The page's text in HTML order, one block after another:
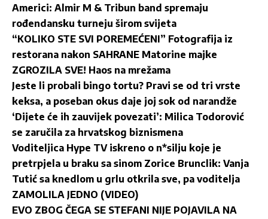
Americi: Almir M & Tribun band spremaju
rođendansku turneju širom svijeta
“KOLIKO STE SVI POREMEĆENI” Fotografija iz
restorana nakon SAHRANE Matorine majke
ZGROZILA SVE! Haos na mrežama
Jeste li probali bingo tortu? Pravi se od tri vrste
keksa, a poseban okus daje joj sok od narandže
‘Dijete će ih zauvijek povezati’: Milica Todorović
se zaručila za hrvatskog biznismena
Voditeljica Hype TV iskreno o n*silju koje je
pretrpjela u braku sa sinom Zorice Brunclik: Vanja
Tutić sa knedlom u grlu otkrila sve, pa voditelja
ZAMOLILA JEDNO (VIDEO)
EVO ZBOG ČEGA SE STEFANI NIJE POJAVILA NA